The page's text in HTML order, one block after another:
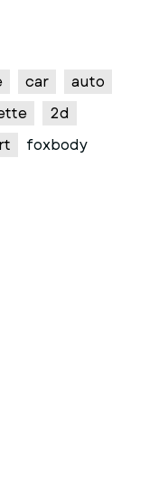
car
auto
2d
foxbody